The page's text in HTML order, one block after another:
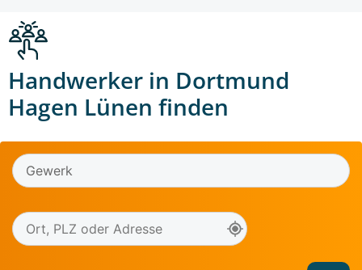
Handwerker in Dortmund
Hagen Lünen finden